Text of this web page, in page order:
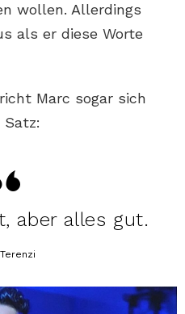
wollen. Allerdings
als er diese Worte
Marc sogar sich
aber alles gut.